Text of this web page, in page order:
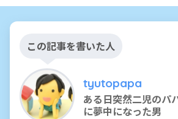
この記事を書いた人
tyutopapa
ある日突然二児のパ
に夢中になった男